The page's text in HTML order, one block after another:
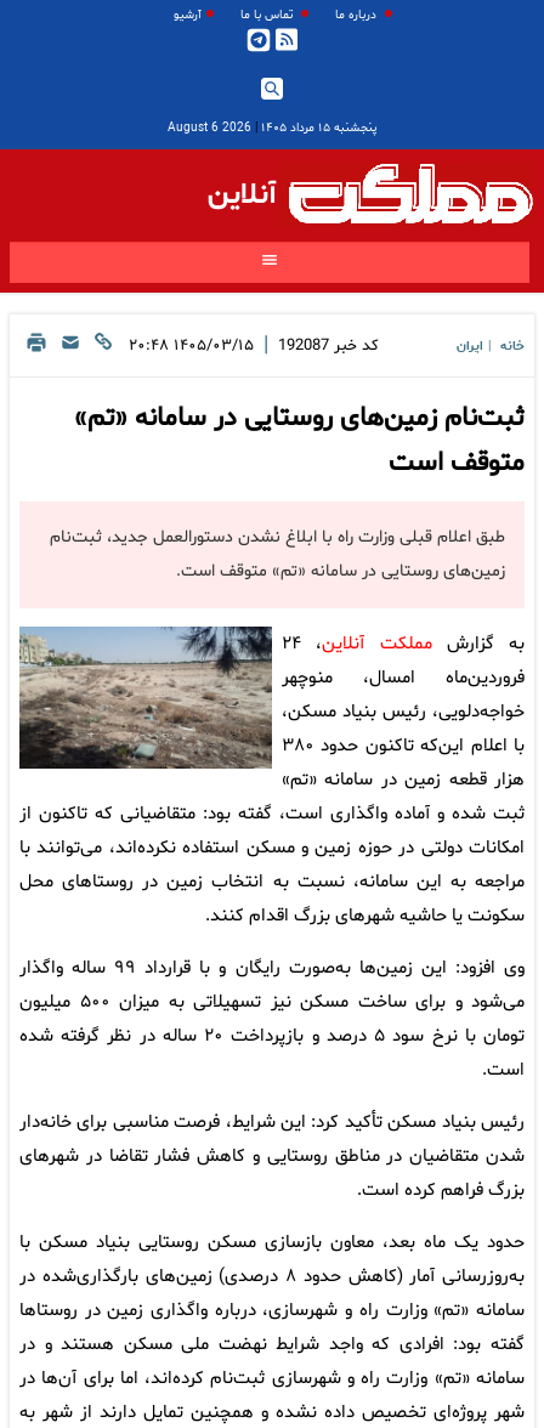
درباره ما تماس با ما آرشیو
پنجشنبه ۱۵ مرداد ۱۴۰۵ |
2026 August 6
آنلاین
خانه ایران کد خبر 192087
| ۱۴۰۵/۰۳/۱۵ ۲۰:۴۸
ثبت‌نام زمین‌های روستایی در سامانه «تم»
متوقف است
طبق اعلام قبلی وزارت راه با ابلاغ‌ نشدن دستورالعمل جدید، ثبت‌نام
زمین‌های روستایی در سامانه «تم» متوقف است.
به گزارشمملکت آنلاین
، ۲۴
فروردین‌ماه امسال، منوچهر
خواجه‌دلویی، رئیس بنیاد مسکن،
با اعلام این‌که تاکنون حدود ۳۸۰
هزار قطعه زمین در سامانه «تم»
ثبت شده و آماده واگذاری است، گفته بود: متقاضیانی که تاکنون از
امکانات دولتی در حوزه زمین و مسکن استفاده نکرده‌اند، می‌توانند با
مراجعه به این سامانه، نسبت به انتخاب زمین در روستاهای محل
سکونت یا حاشیه شهرهای بزرگ اقدام کنند.
وی افزود: این زمین‌ها به‌صورت رایگان و با قرارداد ۹۹ ساله واگذار
می‌شود و برای ساخت مسکن نیز تسهیلاتی به میزان ۵۰۰ میلیون
تومان با نرخ سود ۵ درصد و بازپرداخت ۲۰ ساله در نظر گرفته شده
است.
رئیس بنیاد مسکن تأکید کرد: این شرایط، فرصت مناسبی برای خانه‌دار
شدن متقاضیان در مناطق روستایی و کاهش فشار تقاضا در شهرهای
بزرگ فراهم کرده است.
حدود یک ماه بعد، معاون بازسازی مسکن روستایی بنیاد مسکن با
به‌روزرسانی آمار (کاهش حدود ۸ درصدی) زمین‌های بارگذاری‌شده در
سامانه «تم» وزارت راه و شهرسازی، درباره واگذاری زمین در روستاها
گفته بود: افرادی که واجد شرایط نهضت ملی مسکن هستند و در
سامانه «تم» وزارت راه و شهرسازی ثبت‌نام کرده‌اند، اما برای آن‌ها در
شهر پروژه‌ای تخصیص داده نشده و همچنین تمایل دارند از شهر به